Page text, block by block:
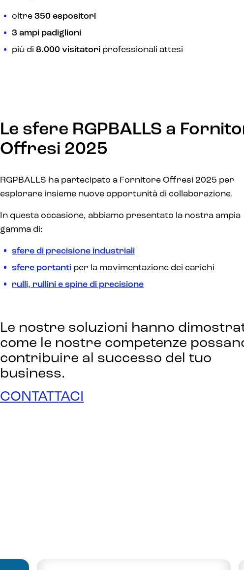
oltre 350 espositori
3 ampi padiglioni
più di 8.000 visitatori professionali attesi
Le sfere RGPBALLS a
Offresi 2025
RGPBALLS ha partecipato a Fornitore Offresi 2025 per
esplorare insieme nuove opportunità di collaborazione.
In questa occasione, abbiamo presentato la nostra ampia
gamma di:
sfere di precisione industriali
sfere portanti per la movimentazione dei carichi
rulli, rullini e spine di precisione
Le nostre soluzioni hanno
come le nostre competenze
contribuire al successo del tuo
business.
CONTATTACI